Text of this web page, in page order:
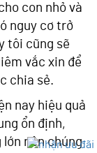
con nhỏ và
nguy cơ trở
tôi cũng sẽ
vắc xin để
chia sẻ.
nay hiệu quả
ổn định,
nên chúng